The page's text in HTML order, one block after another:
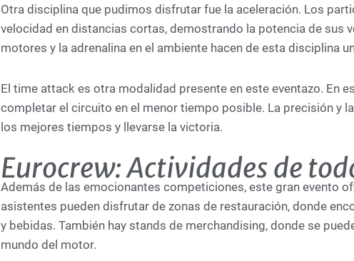
Otra disciplina que pudimos disfrutar fue la aceleración. Los
velocidad en distancias cortas, demostrando la potencia de sus
motores y la adrenalina en el ambiente hacen de esta disciplina
El time attack es otra modalidad presente en este eventazo. En
completar el circuito en el menor tiempo posible. La precisión y
los mejores tiempos y llevarse la victoria.
Eurocrew: Actividades de
Además de las emocionantes competiciones, este gran evento
asistentes pueden disfrutar de zonas de restauración, donde
y bebidas. También hay stands de merchandising, donde se
mundo del motor.